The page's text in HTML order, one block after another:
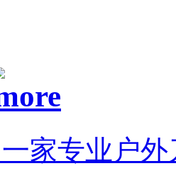
家专业户